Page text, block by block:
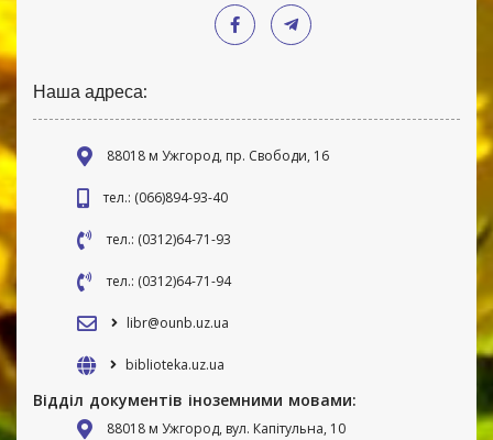
Наша адреса:
88018 м Ужгород, пр. Свободи, 16
тел.: (066)894-93-40
тел.: (0312)64-71-93
тел.: (0312)64-71-94
libr@ounb.uz.ua
biblioteka.uz.ua
Відділ документів іноземними мовами:
88018 м Ужгород, вул. Капітульна, 10